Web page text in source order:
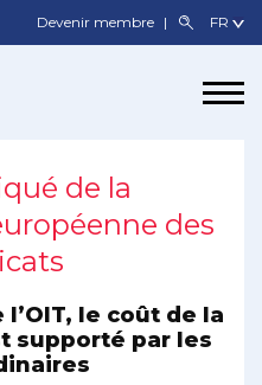
Devenir membre
de la
des
le coût de la
supporté par les